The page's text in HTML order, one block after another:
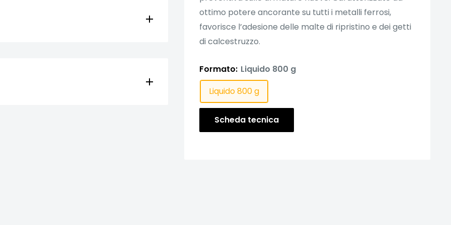
ottimo potere ancorante su tutti i metalli ferrosi,
favorisce l’adesione delle malte di ripristino e dei getti
di calcestruzzo.
Formato: Liquido 800 g
Liquido 800 g
Scheda tecnica